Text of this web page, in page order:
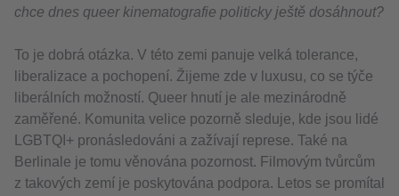
chce dnes queer kinematografie politicky ještě dosáhnout?
To je dobrá otázka. V této zemi panuje velká tolerance,
liberalizace a pochopení. Žijeme zde v luxusu, co se týče
liberálních možností. Queer hnutí je ale mezinárodně
zaměřené. Komunita velice pozorně sleduje, kde jsou lidé
LGBTQI+ pronásledováni a zažívají represe. Také na
Berlinale je tomu věnována pozornost. Filmovým tvůrcům
z takových zemí je poskytována podpora. Letos se promítal